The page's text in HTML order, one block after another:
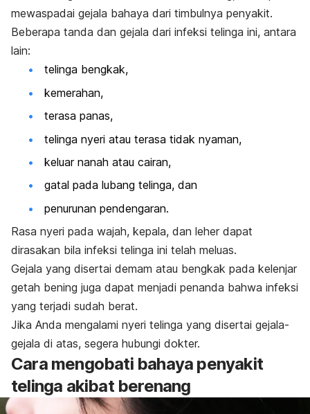
mewaspadai gejala bahaya dari timbulnya penyakit.
Beberapa tanda dan gejala dari infeksi telinga ini, antara
lain:
telinga bengkak,
kemerahan,
terasa panas,
telinga nyeri atau terasa tidak nyaman,
keluar nanah atau cairan,
gatal pada lubang telinga, dan
penurunan pendengaran.
Rasa nyeri pada wajah, kepala, dan leher dapat
dirasakan bila infeksi telinga ini telah meluas.
Gejala yang disertai demam atau bengkak pada kelenjar
getah bening juga dapat menjadi penanda bahwa infeksi
yang terjadi sudah berat.
Jika Anda mengalami nyeri telinga yang disertai gejala-
gejala di atas, segera hubungi dokter.
Cara mengobati bahaya penyakit
telinga akibat berenang